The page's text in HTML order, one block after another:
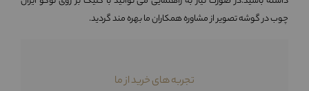
چوب در گوشه تصویر از مشاوره همکاران ما بهره مند گردید.
تجربه های خرید از ما